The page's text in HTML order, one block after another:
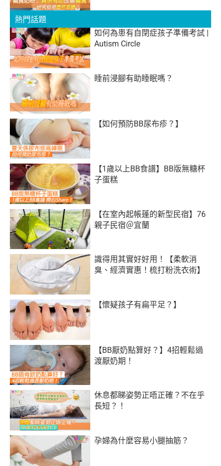
熱門話題
如何為患有自閉症孩子準備考試 |
Autism Circle
睡前浸腳有助睡眠嗎？
【如何預防BB尿布疹？】
【1歲以上BB食譜】BB版無糖杯
子蛋糕
【在室內起帳蓬的新型民宿】76
親子民宿＠宜蘭
識得用其實好好用！【柔軟消
臭、經濟實惠！梳打粉洗衣術】
【懷疑孩子有扁平足？】
【BB厭奶點算好？】4招輕鬆過
渡厭奶期！
休息都睇姿勢正唔正確？不在乎
長短？！
孕婦為什麼容易小腿抽筋？